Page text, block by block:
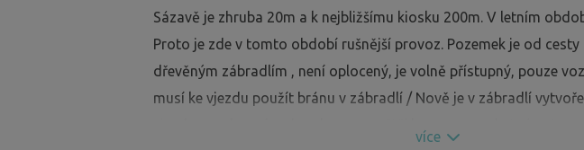
Sázavě je zhruba 20m a k nejbližšímu kiosku 200m. V letním
Proto je zde v tomto období rušnější provoz. Pozemek je od cesty
dřevěným zábradlím , není oplocený, je volně přístupný, pouze
musí ke vjezdu použít bránu v zábradlí / Nově je v zábradlí
více